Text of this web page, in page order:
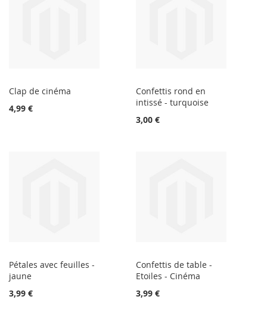
Clap de cinéma
4,99 €
Confettis rond en
intissé - turquoise
3,00 €
Pétales avec feuilles -
jaune
3,99 €
Confettis de table -
Etoiles - Cinéma
3,99 €